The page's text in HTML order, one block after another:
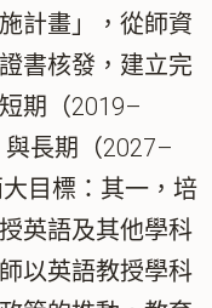
計畫」，從師資
書核發，建立完
期（2019–
長期（2027–
目標：其一，培
英語及其他學科
以英語教授學科